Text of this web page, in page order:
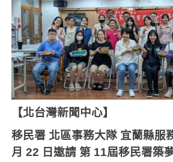
【北台灣新聞中心】
移民署 北區事務大隊 宜蘭縣服
月 22 日邀請 第 11屆移民署築